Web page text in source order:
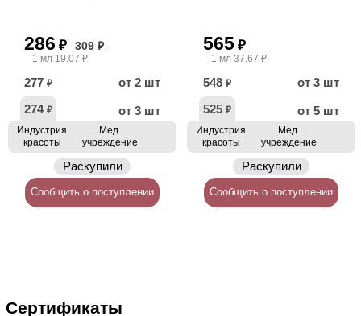
286 ₽ 309 ₽
1 мл 19.07 ₽
277 ₽
от 2 шт
274 ₽ от 3 шт
Индустрия
красоты
Мед.
учреждение
Раскупили
Сообщить о поступлении
565 ₽
1 мл 37.67 ₽
548 ₽
от 3 шт
525 ₽ от 5 шт
Индустрия
красоты
Мед.
учреждение
Раскупили
Сообщить о поступлении
Сертификаты